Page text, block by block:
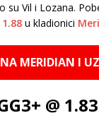
Vil i Lozana.
1.88 u kladionici
NA MERIDIAN I
@